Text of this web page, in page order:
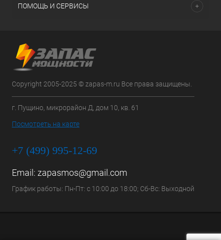
ПОМОЩЬ И СЕРВИСЫ
Copyright 2005-2025 © zapas-m.ru Все права защищены.
г. Пущино, микрорайон Д, дом 10, кв. 61
Посмотреть на карте
+7 (499) 995-12-69
Email: zapasmos@gmail.com
График работы: Пн-Пт: с 10:00 до 18:00; Сб-Вс: Выходной